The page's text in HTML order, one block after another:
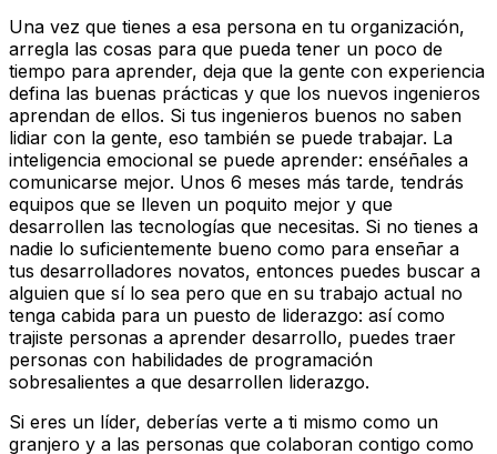
Una vez que tienes a esa persona en tu organización,
arregla las cosas para que pueda tener un poco de
tiempo para aprender, deja que la gente con experiencia
defina las buenas prácticas y que los nuevos ingenieros
aprendan de ellos. Si tus ingenieros buenos no saben
lidiar con la gente, eso también se puede trabajar. La
inteligencia emocional se puede aprender: enséñales a
comunicarse mejor. Unos 6 meses más tarde, tendrás
equipos que se lleven un poquito mejor y que
desarrollen las tecnologías que necesitas. Si no tienes a
nadie lo suficientemente bueno como para enseñar a
tus desarrolladores novatos, entonces puedes buscar a
alguien que sí lo sea pero que en su trabajo actual no
tenga cabida para un puesto de liderazgo: así como
trajiste personas a aprender desarrollo, puedes traer
personas con habilidades de programación
sobresalientes a que desarrollen liderazgo.
Si eres un líder, deberías verte a ti mismo como un
granjero y a las personas que colaboran contigo como